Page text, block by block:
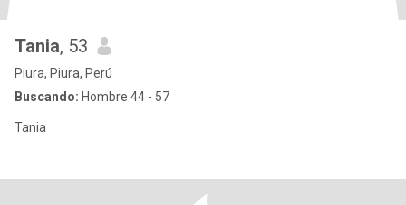
Tania, 53
Piura, Piura, Perú
Buscando: Hombre 44 - 57
Tania